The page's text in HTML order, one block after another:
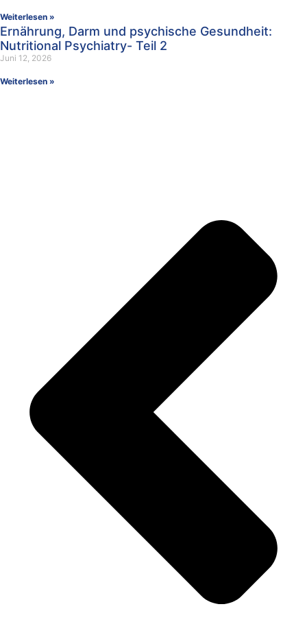
Weiterlesen »
Ernährung, Darm und psychische Gesundheit:
Nutritional Psychiatry- Teil 2
Juni 12, 2026
Weiterlesen »